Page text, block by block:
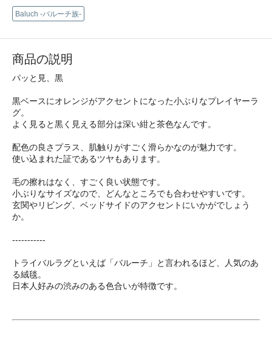
Baluch -バルーチ族-
商品の説明
パッと見、黒
黒ベースにオレンジがアクセントになった小ぶりなプレイヤーラ
グ。
よく見ると黒く見える部分は深い紺と茶色なんです。
配色の良さプラス、肌触りがすごく滑らかなのが魅力です。
使い込まれた証であるツヤもあります。
毛の擦れはなく、すごく良い状態です。
小ぶりなサイズなので、どんなところでも合わせやすいです。
玄関やリビング、ベッドサイドのアクセントにいかがでしょう
か。
-----------
トライバルラグといえば「バルーチ」と言われるほど、人気のあ
る絨毯。
日本人好みの渋みのある色合いが特徴です。